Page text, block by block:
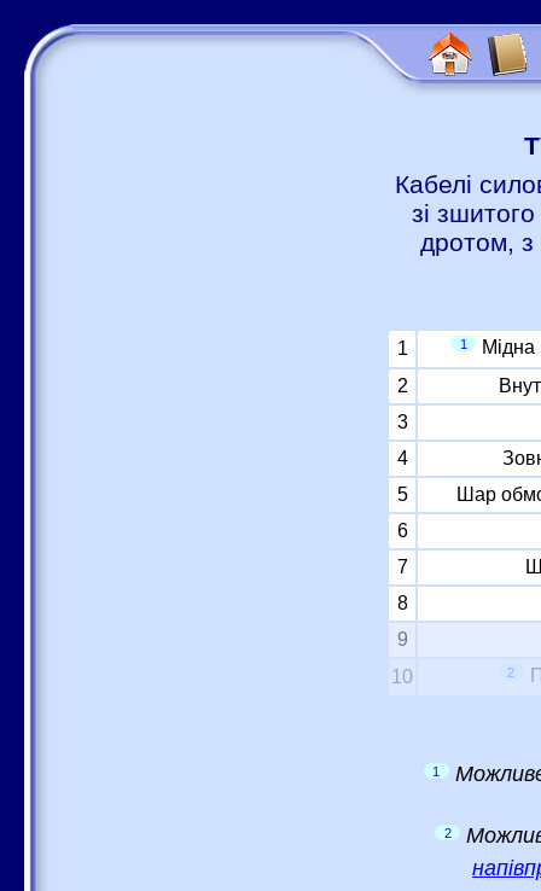
Кабелі
зі
дротом,
1 1
Мідна
2
3
4
5
Шар
6
7
8
9
10
2
1
2